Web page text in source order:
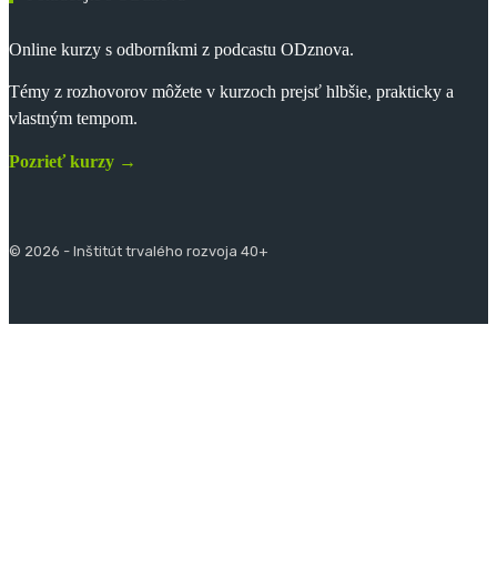
Online kurzy s odborníkmi z podcastu ODznova.
Témy z rozhovorov môžete v kurzoch prejsť hlbšie, prakticky a
vlastným tempom.
Pozrieť kurzy →
© 2026 - Inštitút trvalého rozvoja 40+